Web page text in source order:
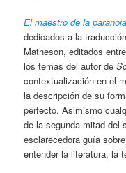
El maestro de la paranoia
dedicados a la
Matheson, editados
los temas del autor de
contextualización en el
la descripción de su
perfecto. Asimismo
de la segunda mitad del
esclarecedora guía
entender la literatura, la